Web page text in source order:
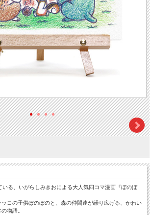
いる、いがらしみきおによる大人気四コマ漫画『ぼのぼ
コの子供ぼのぼのと、森の仲間達が繰り広げる、かわい
物語。